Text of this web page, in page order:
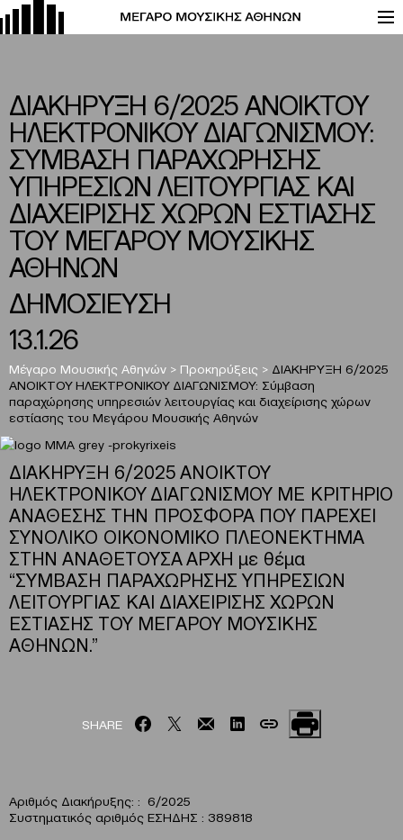
ΔΙΑΚΗΡΥΞΗ 6/2025 ΑΝΟΙΚΤΟΥ
ΗΛΕΚΤΡΟΝΙΚΟΥ ΔΙΑΓΩΝΙΣΜΟΥ:
ΣΥΜΒΑΣΗ ΠΑΡΑΧΩΡΗΣΗΣ
ΥΠΗΡΕΣΙΩΝ ΛΕΙΤΟΥΡΓΙΑΣ ΚΑΙ
ΔΙΑΧΕΙΡΙΣΗΣ ΧΩΡΩΝ ΕΣΤΙΑΣΗΣ
ΤΟΥ ΜΕΓΑΡΟΥ ΜΟΥΣΙΚΗΣ
ΑΘΗΝΩΝ
ΔΗΜΟΣΙΕΥΣΗ
13.1.26
Μέγαρο Μουσικής Αθηνών > Προκηρύξεις > ΔΙΑΚΗΡΥΞΗ 6/2025
ΑΝΟΙΚΤΟΥ ΗΛΕΚΤΡΟΝΙΚΟΥ ΔΙΑΓΩΝΙΣΜΟΥ: Σύμβαση
παραχώρησης υπηρεσιών λειτουργίας και διαχείρισης χώρων
εστίασης του Μεγάρου Μουσικής Αθηνών
ΔΙΑΚΗΡΥΞΗ 6/2025 ΑΝΟΙΚΤΟΥ
ΗΛΕΚΤΡΟΝΙΚΟΥ ΔΙΑΓΩΝΙΣΜΟΥ ΜΕ ΚΡΙΤΗΡΙΟ
ΑΝΑΘΕΣΗΣ ΤΗΝ ΠΡΟΣΦΟΡΑ ΠΟΥ ΠΑΡΕΧΕΙ
ΣΥΝΟΛΙΚΟ ΟΙΚΟΝΟΜΙΚΟ ΠΛΕΟΝΕΚΤΗΜΑ
ΣΤΗΝ ΑΝΑΘΕΤΟΥΣΑ ΑΡΧΗ με θέμα
“ΣΥΜΒΑΣΗ ΠΑΡΑΧΩΡΗΣΗΣ ΥΠΗΡΕΣΙΩΝ
ΛΕΙΤΟΥΡΓΙΑΣ ΚΑΙ ΔΙΑΧΕΙΡΙΣΗΣ ΧΩΡΩΝ
ΕΣΤΙΑΣΗΣ ΤΟΥ ΜΕΓΑΡΟΥ ΜΟΥΣΙΚΗΣ
ΑΘΗΝΩΝ.”
SHARE
Αριθμός Διακήρυξης: : 6/2025
Συστηματικός αριθμός ΕΣΗΔΗΣ : 389818